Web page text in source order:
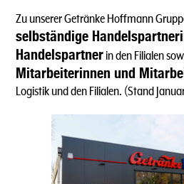
Zu unserer Getränke Hoffmann
selbständige
Handelspartner in den Filialen
Mitarbeiterinnen und
Logistik und den Filialen. (Stand